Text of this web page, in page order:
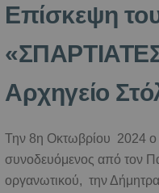
Επίσκεψη
Αρχηγείο
Την 8η Οκτωβρίου 2024 ο
συνοδευόμενος από τον
οργανωτικού, την